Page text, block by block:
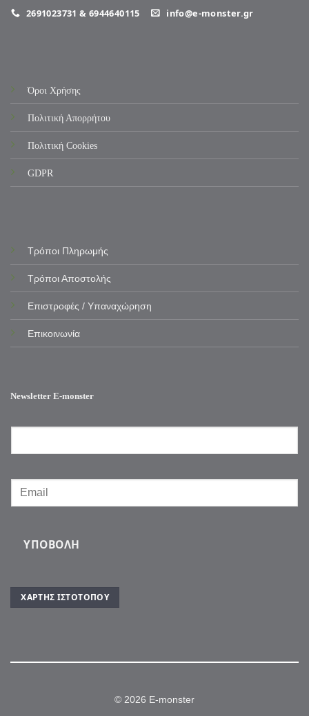
2691023731 & 6944640115 info@e-monster.gr
Όροι Χρήσης
Πολιτική Απορρήτου
Πολιτική Cookies
GDPR
Τρόποι Πληρωμής
Τρόποι Αποστολής
Επιστροφές / Υπαναχώρηση
Επικοινωνία
Newsletter E-monster
ΥΠΟΒΟΛΉ
ΧΆΡΤΗΣ ΙΣΤΌΤΟΠΟΥ
© 2026 E-monster